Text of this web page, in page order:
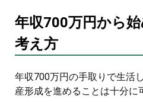
年収700万円から
考え方
年収700万円の手取りで生活
産形成を進めることは十分に